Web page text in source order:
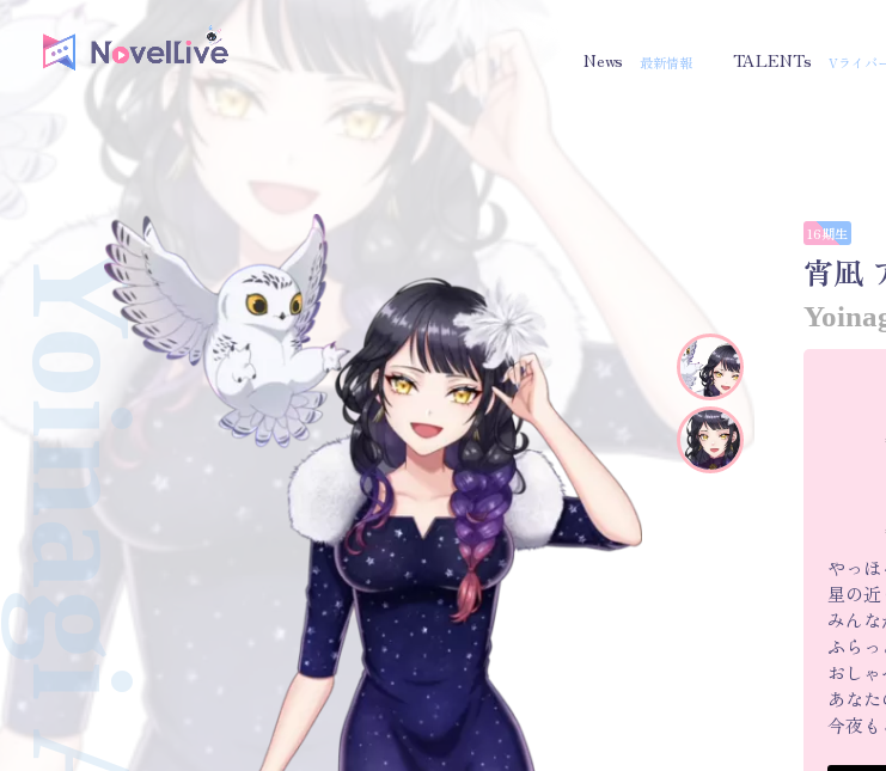
News 最新情報 TALENTs Vライバ
16期生
宵凪
やっほ
星の近
みん
ふらっ
おし
あな
今夜も